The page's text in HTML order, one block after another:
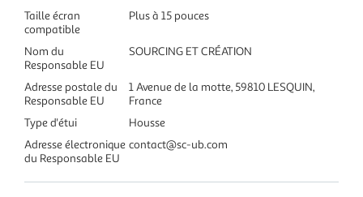
Taille écran
compatible
Plus à 15 pouces
Nom du
Responsable EU
SOURCING ET CRÉATION
Adresse postale du
Responsable EU
1 Avenue de la motte, 59810 LESQUIN,
France
Type d'étui
Housse
Adresse électronique
du Responsable EU
contact@sc-ub.com